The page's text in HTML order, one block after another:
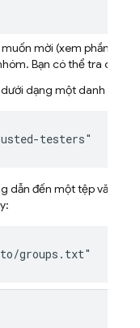
mời (xem phần
. Bạn có thể tra cứu
dạng một danh sách
testers"
dẫn đến một tệp văn
groups.txt"